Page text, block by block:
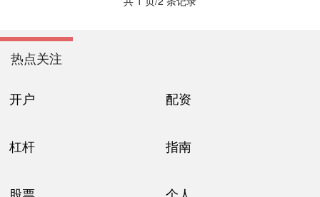
热点关注
开户 配资
杠杆 指南